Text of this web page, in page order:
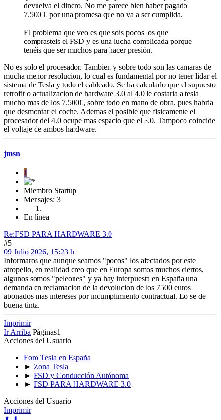
devuelva el dinero. No me parece bien haber pagado
7.500 € por una promesa que no va a ser cumplida.
El problema que veo es que sois pocos los que
comprasteis el FSD y es una lucha complicada porque
tenéis que ser muchos para hacer presión.
No es solo el procesador. Tambien y sobre todo son las camaras de
mucha menor resolucion, lo cual es fundamental por no tener lidar el
sistema de Tesla y todo el cableado. Se ha calculado que el supuesto
retrofit o actualizacion de hardware 3.0 al 4.0 le costaria a tesla
mucho mas de los 7.500€, sobre todo en mano de obra, pues habria
que desmontar el coche. Ademas el posible que fisicamente el
procesador del 4.0 ocupe mas espacio que el 3.0. Tampoco coincide
el voltaje de ambos hardware.
jmsn
J
Miembro Startup
Mensajes: 3
En línea
Re:FSD PARA HARDWARE 3.0
#5
09 Julio 2026, 15:23 h
Informaros que aunque seamos "pocos" los afectados por este
atropello, en realidad creo que en Europa somos muchos ciertos,
algunos somos "peleones" y ya hay interpuesta en España una
demanda en reclamacion de la devolucion de los 7500 euros
abonados mas intereses por incumplimiento contractual. Lo se de
buena tinta.
Imprimir
Ir Arriba Páginas1
Acciones del Usuario
Foro Tesla en España
► Zona Tesla
► FSD y Conducción Autónoma
► FSD PARA HARDWARE 3.0
Acciones del Usuario
Imprimir